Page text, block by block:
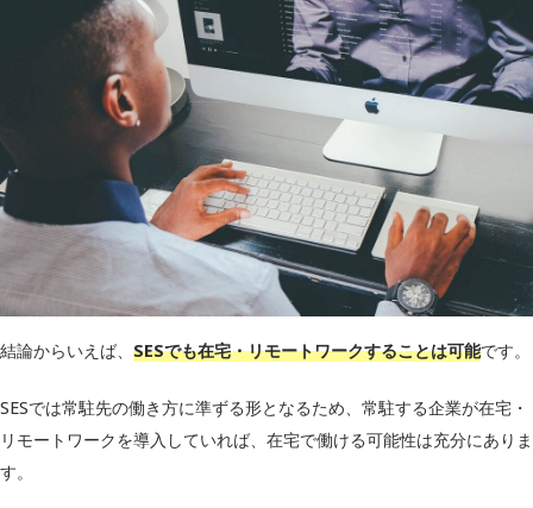
結論からいえば、 SESでも在宅・リモートワークすることは可能です。
SESでは常駐先の働き方に準ずる形となるため、常駐する企業が在宅・
リモートワークを導入していれば、在宅で働ける可能性は充分にありま
す。